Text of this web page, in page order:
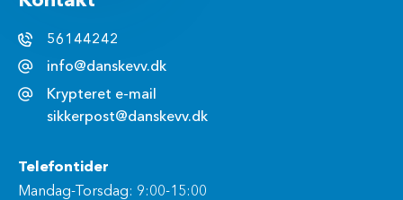
56144242
info@danskevv.dk
Krypteret e-mail
sikkerpost@danskevv.dk
Telefontider
Mandag-Torsdag: 9:00-15:00